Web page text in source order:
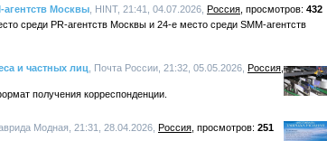
агентств Москвы , HINT, 21:41, 04.07.2026, Россия
432
среди PR-агентств Москвы и 24-е место среди SMM-агентств
и частных лиц , Почта России, 21:32, 05.05.2026, Россия
получения корреспонденции.
Модная, 21:31, 28.04.2026, Россия
251